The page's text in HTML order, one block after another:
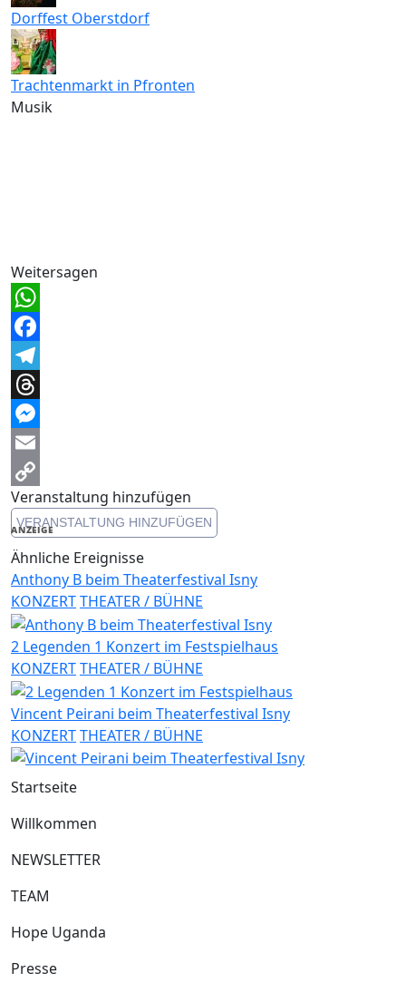
Dorffest Oberstdorf
Trachtenmarkt in Pfronten
Musik
Weitersagen
WhatsApp
Facebook
Telegram
Threads
Messenger
Email
Copy
Link
Veranstaltung hinzufügen
VERANSTALTUNG HINZUFÜGEN
ANZEIGE
Ähnliche Ereignisse
Anthony B beim Theaterfestival Isny
KONZERTTHEATER / BÜHNE
2 Legenden 1 Konzert im Festspielhaus
KONZERTTHEATER / BÜHNE
Vincent Peirani beim Theaterfestival Isny
KONZERTTHEATER / BÜHNE
Startseite
Willkommen
NEWSLETTER
TEAM
Hope Uganda
Presse